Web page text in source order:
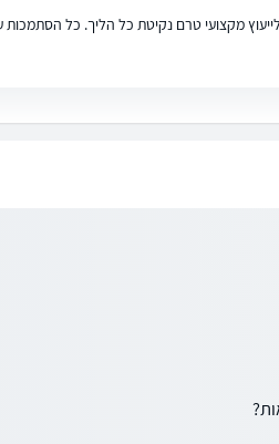
מקצועי טרם נקיטת כל הליך. כל